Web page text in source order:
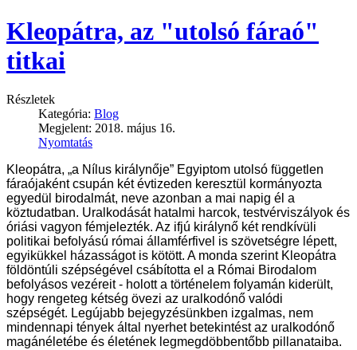
Kleopátra, az "utolsó fáraó"
titkai
Részletek
Kategória: Blog
Megjelent: 2018. május 16.
Nyomtatás
Kleopátra, „a Nílus királynője” Egyiptom utolsó független
fáraójaként csupán két évtizeden keresztül kormányozta
egyedül birodalmát, neve azonban a mai napig él a
köztudatban. Uralkodását hatalmi harcok, testvérviszályok és
óriási vagyon fémjelezték. Az ifjú királynő két rendkívüli
politikai befolyású római államférfivel is szövetségre lépett,
egyikükkel házasságot is kötött. A monda szerint Kleopátra
földöntúli szépségével csábította el a Római Birodalom
befolyásos vezéreit - holott a történelem folyamán kiderült,
hogy rengeteg kétség övezi az uralkodónő valódi
szépségét. Legújabb bejegyzésünkben izgalmas, nem
mindennapi tények által nyerhet betekintést az uralkodónő
magánéletébe és életének legmegdöbbentőbb pillanataiba.